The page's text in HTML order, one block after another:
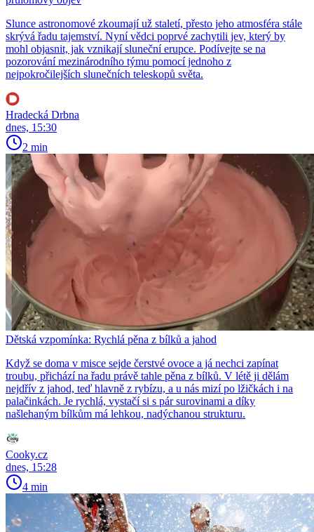
Slunce astronomové zkoumají už staletí, přesto jeho atmosféra stále
skrývá řadu tajemství. Nyní vědci poprvé zachytili jev, který by
mohl objasnit, jak vznikají sluneční erupce. Podívejte se na
pozorování mezinárodního týmu pomocí jednoho z
nejpokročilejších slunečních teleskopů světa.
Hradecká Drbna
dnes, 15:30
2 min
Dětská vzpomínka: Rychlá pěna z bílků a jahod
Když se doma v misce sejde čerstvé ovoce a já nechci zapínat
troubu, přichází na řadu právě tahle pěna z bílků. V létě ji dělám
nejdřív z jahod, teď hlavně z rybízu, a u nás mizí po lžičkách i na
palačinkách. Je rychlá, vystačí si s pár surovinami a díky
našlehaným bílkům má lehkou, nadýchanou strukturu.
Cooky.cz
dnes, 15:28
4 min